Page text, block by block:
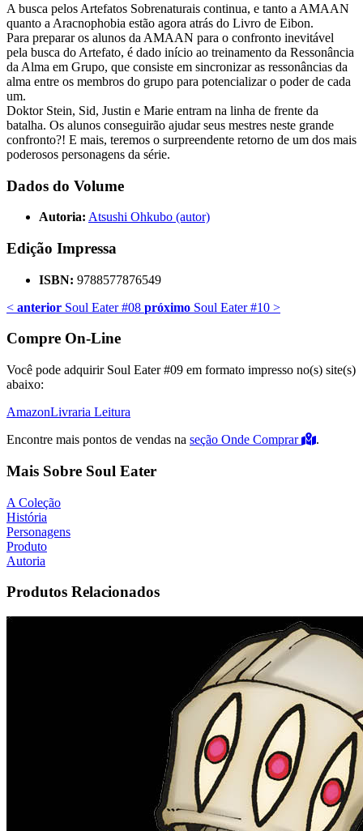
A busca pelos Artefatos Sobrenaturais continua, e tanto a AMAAN
quanto a Aracnophobia estão agora atrás do Livro de Eibon.
Para preparar os alunos da AMAAN para o confronto inevitável
pela busca do Artefato, é dado início ao treinamento da Ressonância
da Alma em Grupo, que consiste em sincronizar as ressonâncias da
alma entre os membros do grupo para potencializar o poder de cada
um.
Doktor Stein, Sid, Justin e Marie entram na linha de frente da
batalha. Os alunos conseguirão ajudar seus mestres neste grande
confronto?! E mais, teremos o surpreendente retorno de um dos mais
poderosos personagens da série.
Dados do Volume
Autoria: Atsushi Ohkubo (autor)
Edição Impressa
ISBN: 9788577876549
< anterior Soul Eater #08 próximo Soul Eater #10 >
Compre On-Line
Você pode adquirir Soul Eater #09 em formato impresso no(s) site(s)
abaixo:
AmazonLivraria Leitura
Encontre mais pontos de vendas na seção Onde Comprar .
Mais Sobre Soul Eater
A Coleção
História
Personagens
Produto
Autoria
Produtos Relacionados